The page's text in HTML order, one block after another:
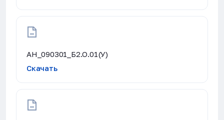
АН_090301_Б2.О.01(У)
Скачать